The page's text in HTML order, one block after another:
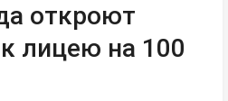
откроют
лицею на 100